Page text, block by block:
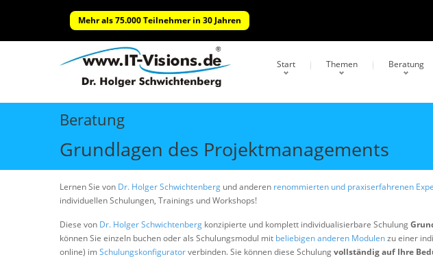
Mehr als 75.000 Teilnehmer in 30 Jahren
Start Themen Beratung
Beratung
Grundlagen des Projektmanagements
Lernen Sie von Dr. Holger Schwichtenberg und anderen renommierten und praxiserfahrenen
individuellen Schulungen, Trainings und Workshops!
Diese von Dr. Holger Schwichtenberg konzipierte und komplett individualisierbare Schulung
können Sie einzeln buchen oder als Schulungsmodul mit beliebigen anderen Modulenzu einer
online) imSchulungskonfiguratorverbinden. Sie können diese Schulungvollständig auf Ihre